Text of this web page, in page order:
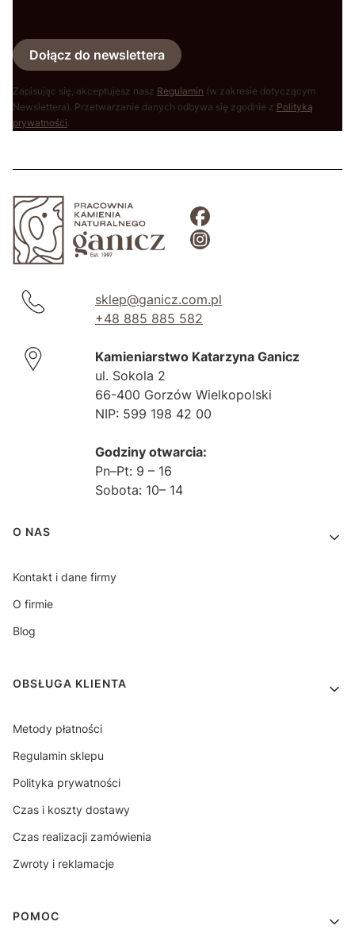
Dołącz do newslettera
Zapisując się, akceptujesz nasz Regulamin (w zakresie dotyczącym
Newslettera). Przetwarzanie danych odbywa się zgodnie z Polityką
prywatności
sklep@ganicz.com.pl
+48 885 885 582
Kamieniarstwo Katarzyna Ganicz
ul. Sokola 2
66-400 Gorzów Wielkopolski
NIP: 599 198 42 00
Godziny otwarcia:
Pn–Pt: 9 – 16
Sobota: 10– 14
Linki w stopce
O NAS
Kontakt i dane firmy
O firmie
Blog
OBSŁUGA KLIENTA
Metody płatności
Regulamin sklepu
Polityka prywatności
Czas i koszty dostawy
Czas realizacji zamówienia
Zwroty i reklamacje
POMOC